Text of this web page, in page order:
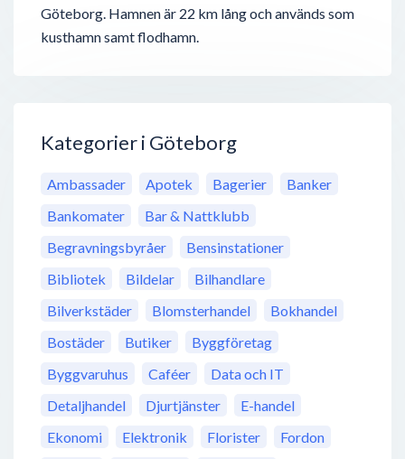
Göteborg. Hamnen är 22 km lång och används som
kusthamn samt flodhamn.
Kategorier i Göteborg
Ambassader Apotek Bagerier
Banker
Bankomater
Bar & Nattklubb
Begravningsbyråer
Bensinstationer
Bibliotek
Bildelar
Bilhandlare
Bilverkstäder
Blomsterhandel
Bokhandel
Bostäder
Butiker
Byggföretag
Byggvaruhus
Caféer
Data och IT
Detaljhandel
Djurtjänster
E-handel
Ekonomi
Elektronik Florister
Fordon